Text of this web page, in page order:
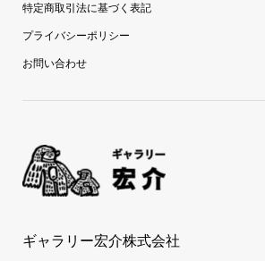
特定商取引法に基づく表記
プライバシーポリシー
お問い合わせ
ギャラリー宏介株式会社